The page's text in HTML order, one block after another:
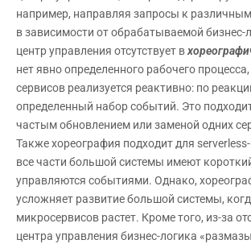
например, направляя запросы к
в зависимости от обрабатываемой
центр управления отсутствует в
нет явно определенного рабочего
сервисов реализуется реактивно: по
определенный набор событий. Это
частым обновлением или заменой одних
Также хореография подходит для
все части большой системы имеют
управляются событиями. Однако,
усложняет развитие большой системы,
микросервисов растет. Кроме того, из-за
центра управления бизнес-логика